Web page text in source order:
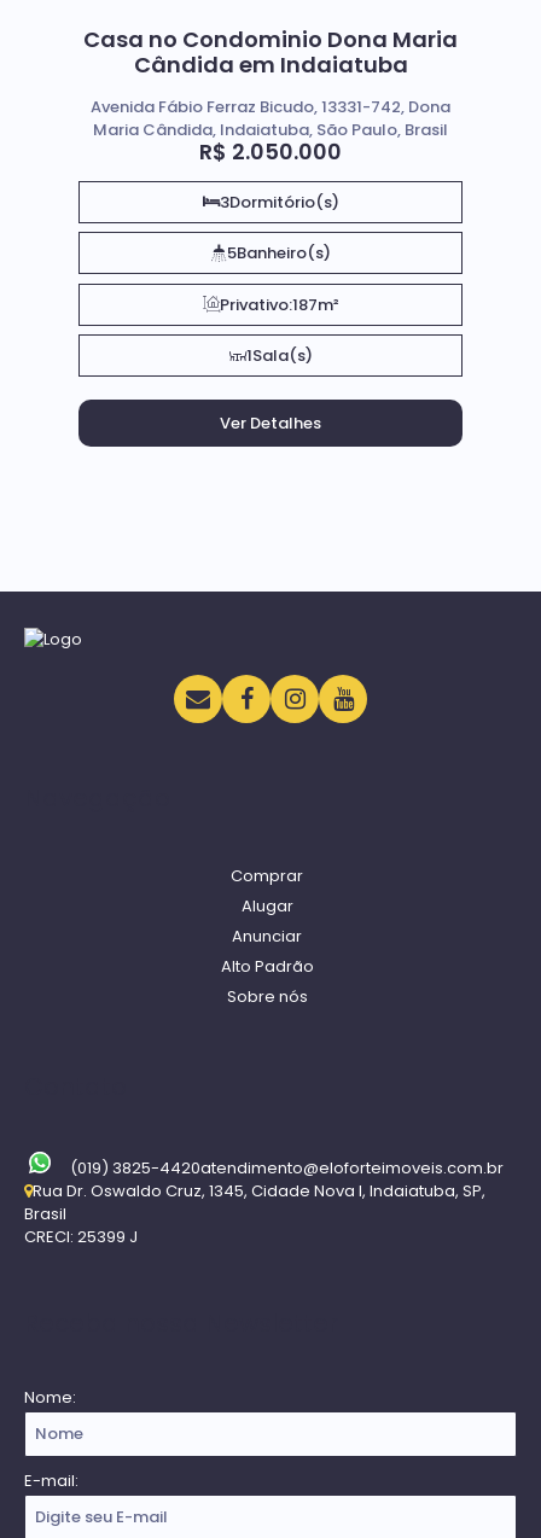
Casa no Condominio Dona Maria
Cândida em Indaiatuba
R$ 2.050.000
Avenida Fábio Ferraz Bicudo, 13331-742, Dona
Maria Cândida, Indaiatuba, São Paulo, Brasil
3Dormitório(s)
5Banheiro(s)
Privativo:187m²
1Sala(s)
Comprar
Alugar
Anunciar
Alto Padrão
Sobre nós
(019) 3825-4420atendimento@eloforteimoveis.com.br
Rua Dr. Oswaldo Cruz, 1345, Cidade Nova I, Indaiatuba, SP,
Brasil
CRECI: 25399 J
Nome:
E-mail: